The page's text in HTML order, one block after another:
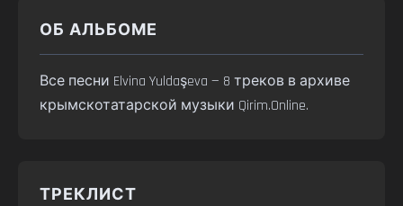
ОБ АЛЬБОМЕ
Все песни Elvina Yuldaşeva — 8 треков в архиве
крымскотатарской музыки Qirim.Online.
ТРЕКЛИСТ